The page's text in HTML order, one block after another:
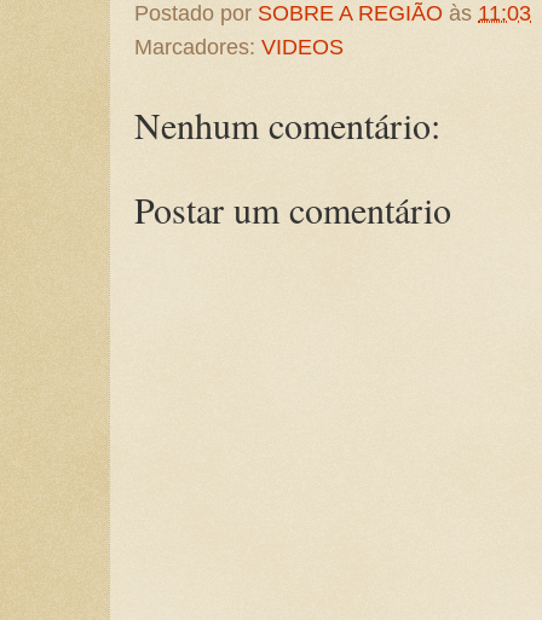
Postado por SOBRE A REGIÃO às 11:03
Marcadores: VIDEOS
Nenhum comentário:
Postar um comentário